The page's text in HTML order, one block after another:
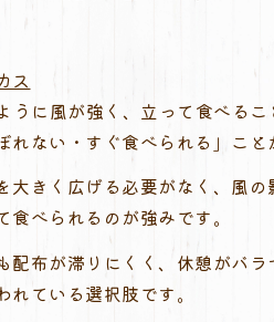
ス
に風が強く、立って食べるこ
れない・すぐ食べられる」こと
大きく広げる必要がなく、風の
食べられるのが強みです。
配布が滞りにくく、休憩がバラ
ている選択肢です。